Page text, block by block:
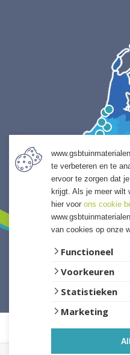
te verbeteren en te
ervoor te zorgen dat
krijgt. Als je meer wilt
hier voor ons cookie
van cookies op onze
Functioneel
Voorkeuren
Statistieken
Marketing